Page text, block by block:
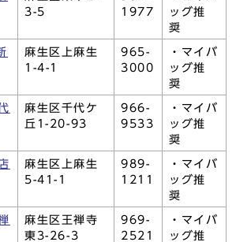
3-5
1977
ッグ推
奨
麻生区上麻生
1-4-1
965-
3000
・マイバ
ッグ推
奨
麻生区千代ケ
丘1-20-93
966-
9533
・マイバ
ッグ推
奨
麻生区上麻生
5-41-1
989-
1211
・マイバ
ッグ推
奨
麻生区王禅寺
東3-26-3
969-
2521
・マイバ
ッグ推